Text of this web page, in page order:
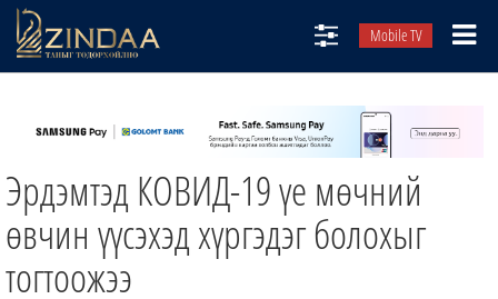
Mobile TV
ТВ8
ӨГЛӨӨНИЙ СОНИН
АУДИО ЗОХИОЛ
ЗИНДАА СЭТГҮҮЛ
Эрдэмтэд КОВИД-19 үе мөчний
өвчин үүсэхэд хүргэдэг болохыг
тогтоожээ